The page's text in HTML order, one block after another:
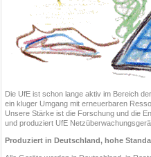
Die UfE ist schon lange aktiv im Bereich
ein kluger Umgang mit erneuerbaren
Unsere Stärke ist die Forschung und die
und produziert UfE
Produziert in Deutschland, hohe